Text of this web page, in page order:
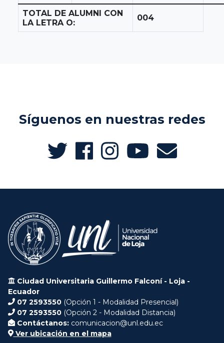
TOTAL DE ALUMNI CON
LA LETRA O:
004
Síguenos en nuestras redes
Ciudad Universitaria Guillermo Falconí - Loja -
Ecuador
07 2593550 (Opción 1 - Modalidad Presencial)
07 2593550 (Opción 2 - Modalidad Distancia)
Contáctanos: comunicacion@unl.edu.ec
Ver ubicación en el mapa